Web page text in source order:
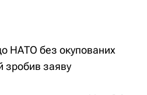
НАТО без окупованих
зробив заяву